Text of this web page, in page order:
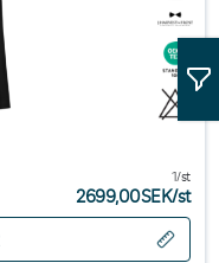
1/st
2699,00SEK/st